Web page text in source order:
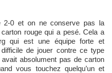
0 et on ne conserve pas la
rouge qui a pesé. Cela a
qui est une équipe forte et
de jouer contre ce type
absolument pas de carton
vous touchez quelqu’un et